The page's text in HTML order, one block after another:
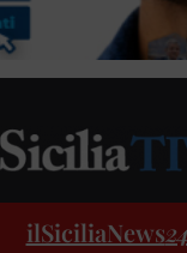
ilSiciliaNews24